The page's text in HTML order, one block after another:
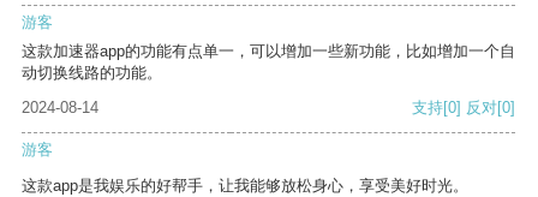
游客
这款加速器app的功能有点单一，可以增加一些新功能，比如增加一个自
动切换线路的功能。
2024-08-14
支持[0] 反对[0]
游客
这款app是我娱乐的好帮手，让我能够放松身心，享受美好时光。